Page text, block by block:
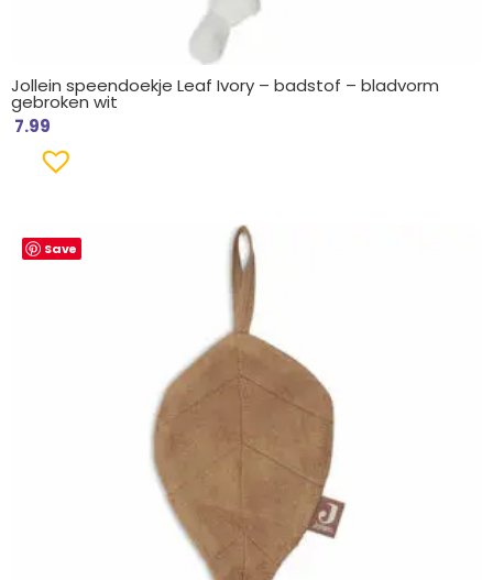
Jollein speendoekje Leaf Ivory – badstof – bladvorm
gebroken wit
7.99
Save